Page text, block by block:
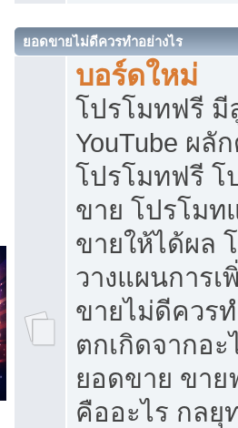
ยอดขายไม่ดีควรทำอย่างไร
บอร์ดใหม่
โปรโมทฟรี มี
YouTube ผลั
โปรโมทฟรี โ
ขาย โปรโมท
ขายให้ได้ผล
วางแผนการ
ขายไม่ดีควร
ตกเกิดจากอะ
ยอดขาย ขาย
คืออะไร กลยุ